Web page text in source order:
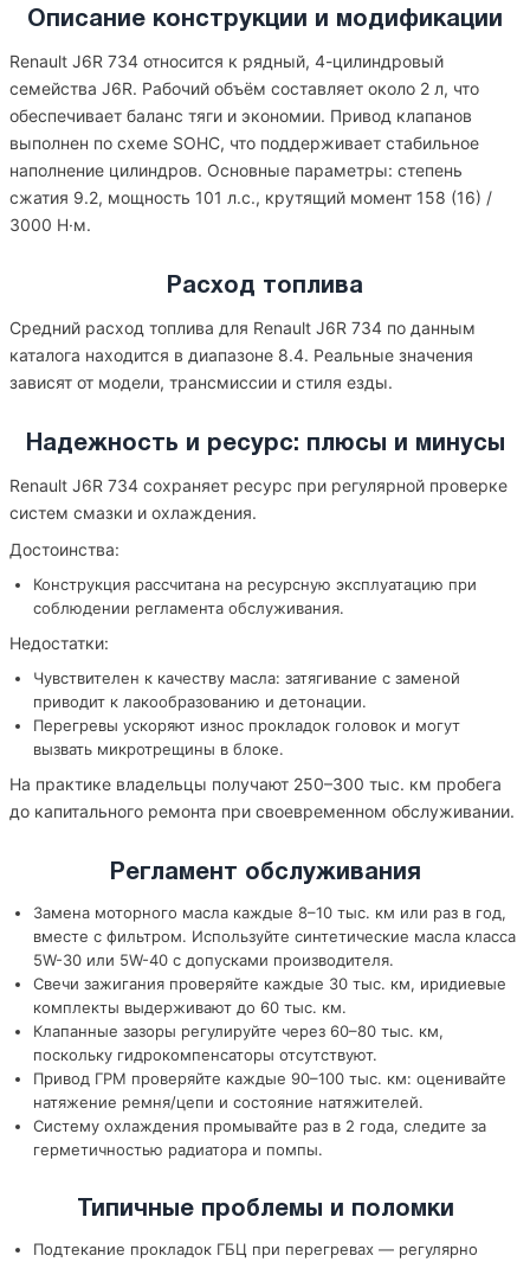
Описание конструкции и модификации
Renault J6R 734 относится к рядный, 4-цилиндровый
семейства J6R. Рабочий объём составляет около 2 л, что
обеспечивает баланс тяги и экономии. Привод клапанов
выполнен по схеме SOHC, что поддерживает стабильное
наполнение цилиндров. Основные параметры: степень
сжатия 9.2, мощность 101 л.с., крутящий момент 158 (16) /
3000 Н·м.
Расход топлива
Средний расход топлива для Renault J6R 734 по данным
каталога находится в диапазоне 8.4. Реальные значения
зависят от модели, трансмиссии и стиля езды.
Надежность и ресурс: плюсы и минусы
Renault J6R 734 сохраняет ресурс при регулярной проверке
систем смазки и охлаждения.
Достоинства:
Конструкция рассчитана на ресурсную эксплуатацию при
соблюдении регламента обслуживания.
Недостатки:
Чувствителен к качеству масла: затягивание с заменой
приводит к лакообразованию и детонации.
Перегревы ускоряют износ прокладок головок и могут
вызвать микротрещины в блоке.
На практике владельцы получают 250–300 тыс. км пробега
до капитального ремонта при своевременном обслуживании.
Регламент обслуживания
Замена моторного масла каждые 8–10 тыс. км или раз в год,
вместе с фильтром. Используйте синтетические масла класса
5W-30 или 5W-40 с допусками производителя.
Свечи зажигания проверяйте каждые 30 тыс. км, иридиевые
комплекты выдерживают до 60 тыс. км.
Клапанные зазоры регулируйте через 60–80 тыс. км,
поскольку гидрокомпенсаторы отсутствуют.
Привод ГРМ проверяйте каждые 90–100 тыс. км: оценивайте
натяжение ремня/цепи и состояние натяжителей.
Систему охлаждения промывайте раз в 2 года, следите за
герметичностью радиатора и помпы.
Типичные проблемы и поломки
Подтекание прокладок ГБЦ при перегревах — регулярно